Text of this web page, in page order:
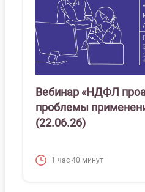
Вебинар «НДФЛ
проблемы
(22.06.26)
1 час 40 минут